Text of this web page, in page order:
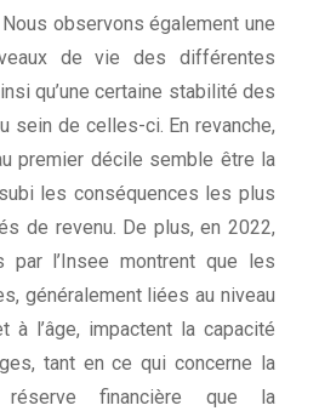
observons également une
de vie des différentes
qu’une certaine stabilité des
sein de celles-ci. En revanche,
premier décile semble être la
les conséquences les plus
de revenu. De plus, en 2022,
par l’Insee montrent que les
généralement liées au niveau
à l’âge, impactent la capacité
tant en ce qui concerne la
réserve financière que la